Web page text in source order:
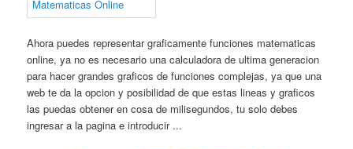
Ahora puedes representar graficamente funciones matematicas
online, ya no es necesario una calculadora de ultima generacion
para hacer grandes graficos de funciones complejas, ya que una
web te da la opcion y posibilidad de que estas lineas y graficos
las puedas obtener en cosa de milisegundos, tu solo debes
ingresar a la pagina e introducir ...